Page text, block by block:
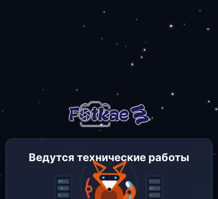
Ведутся технические работы